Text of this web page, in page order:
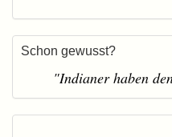
Schon gewusst?
"Indianer haben